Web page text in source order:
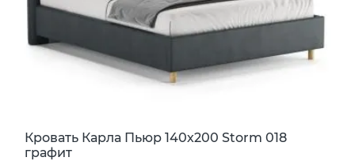
Кровать Карла Пьюр 140х200 Storm 018
графит